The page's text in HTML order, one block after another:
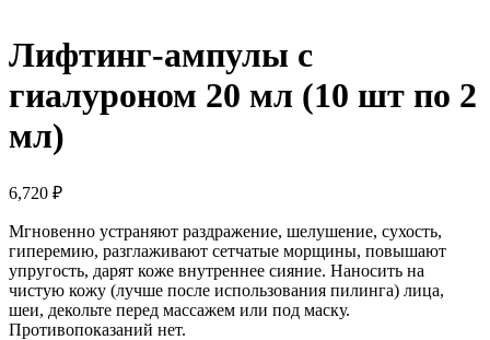
Лифтинг-ампулы с
гиалуроном 20 мл (10 шт по 2
мл)
6,720 ₽
Мгновенно устраняют раздражение, шелушение, сухость,
гиперемию, разглаживают сетчатые морщины, повышают
упругость, дарят коже внутреннее сияние. Наносить на
чистую кожу (лучше после использования пилинга) лица,
шеи, декольте перед массажем или под маску.
Противопоказаний нет.